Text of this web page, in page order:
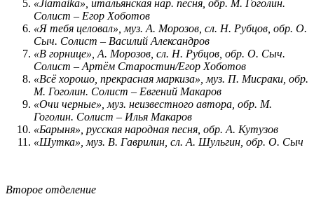
«Jiamaika», итальянская нар. песня, обр. М. Гоголин.
Солист – Егор Хоботов
«Я тебя целовал», муз. А. Морозов, сл. Н. Рубцов, обр. О.
Сыч. Солист – Василий Александров
«В горнице», А. Морозов, сл. Н. Рубцов, обр. О. Сыч.
Солист – Артём Старостин/Егор Хоботов
«Всё хорошо, прекрасная маркиза», муз. П. Мисраки, обр.
М. Гоголин. Солист – Евгений Макаров
«Очи черные», муз. неизвестного автора, обр. М.
Гоголин. Солист – Илья Макаров
«Барыня», русская народная песня, обр. А. Кутузов
«Шутка», муз. В. Гаврилин, сл. А. Шульгин, обр. О. Сыч
Второе отделение